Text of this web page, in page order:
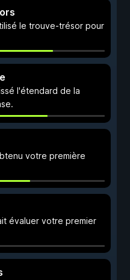
le trouve-trésor pour
l'étendard de la
votre première
évaluer votre premier